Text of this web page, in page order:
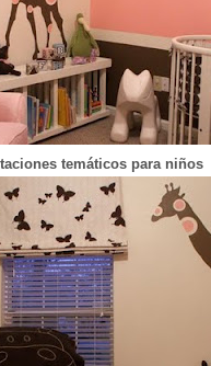
temáticos para niños